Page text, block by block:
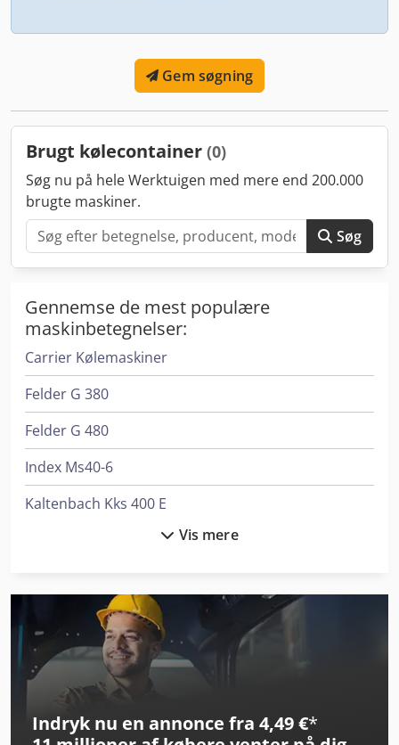
Gem søgning
Brugt kølecontainer (0)
Søg nu på hele Werktuigen med mere end 200.000
brugte maskiner.
Søg
Gennemse de mest populære
maskinbetegnelser:
Carrier Kølemaskiner
Felder G 380
Felder G 480
Index Ms40-6
Kaltenbach Kks 400 E
Kögel Cargo
Kögel Mega
Linde E 30
Linde L 10
Vis mere
Indryk nu en annonce fra 4,49 €*